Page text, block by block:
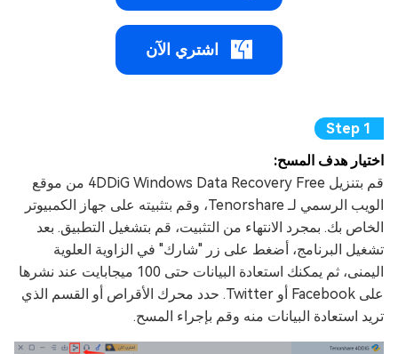
اشتري الآن
اختيار هدف المسح:
قم بتنزيل 4DDiG Windows Data Recovery Free من موقع
الويب الرسمي لـ Tenorshare، وقم بتثبيته على جهاز الكمبيوتر
الخاص بك. بمجرد الانتهاء من التثبيت، قم بتشغيل التطبيق. بعد
تشغيل البرنامج، أضغط على زر "شارك" في الزاوية العلوية
اليمنى، ثم يمكنك استعادة البيانات حتى 100 ميجابايت عند نشرها
على Facebook أو Twitter. حدد محرك الأقراص أو القسم الذي
تريد استعادة البيانات منه وقم بإجراء المسح.